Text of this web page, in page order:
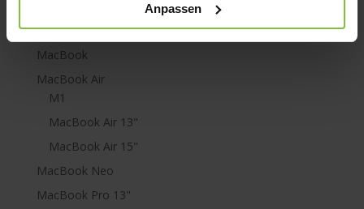
Anpassen
Mac Studio
MacBook
MacBook Air
M1
MacBook Air 13"
MacBook Air 15"
MacBook Neo
MacBook Pro 13"